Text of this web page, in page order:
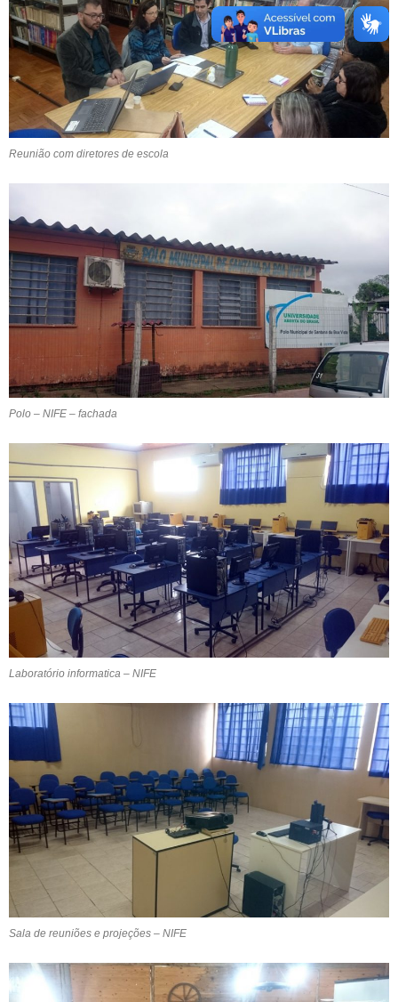
Reunião com diretores de escola
Polo – NIFE – fachada
Laboratório informatica – NIFE
Sala de reuniões e projeções – NIFE